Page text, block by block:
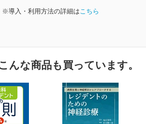
※導入・利用方法の詳細はこちら
んな商品も買っています。